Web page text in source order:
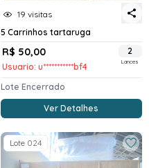
19 visitas
5 Carrinhos tartaruga
R$ 50,00
Usuario: u***********bf4
2
Lances
Lote Encerrado
Ver Detalhes
Lote 024